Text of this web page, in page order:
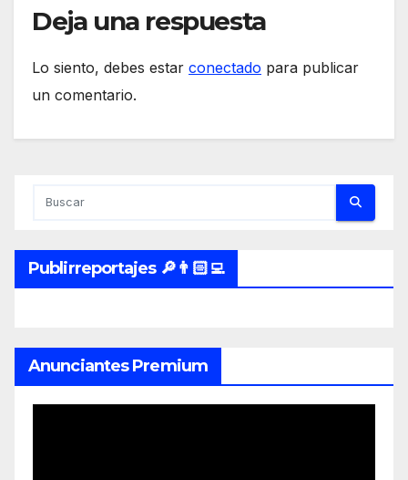
Deja una respuesta
Lo siento, debes estar conectado para publicar
un comentario.
Publirreportajes 🔎👨🏻‍💻
Anunciantes Premium